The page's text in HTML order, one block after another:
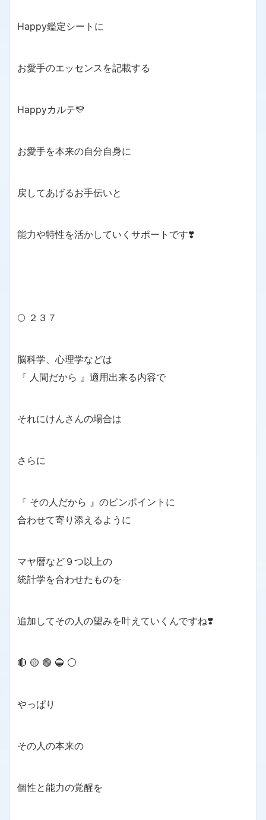
Happy鑑定シートに
お愛手のエッセンスを記載する
Happyカルテ💛
お愛手を本来の自分自身に
戻してあげるお手伝いと
能力や特性を活かしていくサポートです❣️
🌕 ２３７
脳科学、心理学などは
『 人間だから 』適用出来る内容で
それにけんさんの場合は
さらに
『 その人だから 』のピンポイントに
合わせて寄り添えるように
マヤ暦など９つ以上の
統計学を合わせたものを
追加してその人の望みを叶えていくんですね❣️
🔴 🟡 🟢 🔵 ⚪️
やっぱり
その人の本来の
個性と能力の覚醒を